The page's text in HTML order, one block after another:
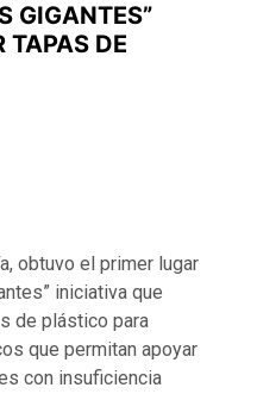
GIGANTES”
TAPAS DE
obtuvo el primer lugar
iniciativa que
de plástico para
que permitan apoyar
con insuficiencia